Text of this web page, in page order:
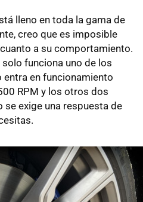
lleno en toda la gama de
creo que es imposible
a su comportamiento.
funciona uno de los
en funcionamiento
RPM y los otros dos
se exige una respuesta de